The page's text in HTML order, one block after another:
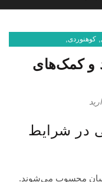
, کوهنوردی,
و کمک‌های
در شرایط
محسوب می‌شوند.